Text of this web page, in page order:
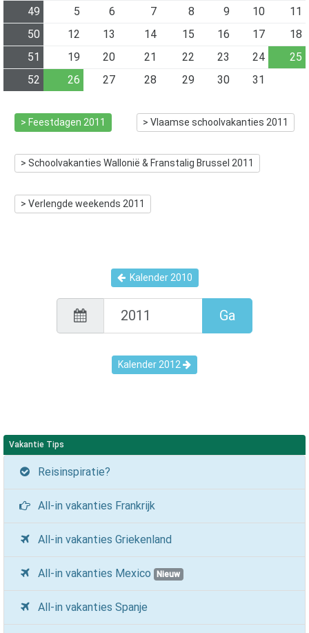
49 5 6 7 8 9 10
11
50
12 13 14 15 16 17
18
51
19 20 21 22 23 24
25
52
26 27 28 29 30 31
> Feestdagen 2011 > Vlaamse schoolvakanties 2011
> Schoolvakanties Wallonië & Franstalig Brussel 2011
> Verlengde weekends 2011
Kalender 2010
Ga
Kalender 2012
Vakantie Tips
Reisinspiratie?
All-in vakanties Frankrijk
All-in vakanties Griekenland
All-in vakanties Mexico Nieuw
All-in vakanties Spanje